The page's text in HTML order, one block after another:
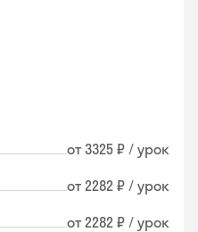
от 3325 ₽ / урок
от 2282 ₽ / урок
от 2282 ₽ / урок